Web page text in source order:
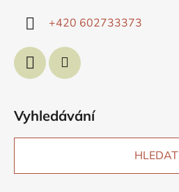
+420 602733373
Vyhledávání
HLEDAT